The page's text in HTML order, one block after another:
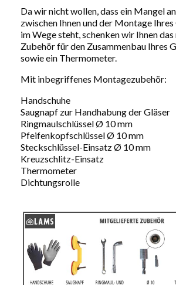
Da wir nicht wollen, dass ein Mangel
zwischen Ihnen und der Montage Ihres
im Wege steht, schenken wir Ihnen
Zubehör für den Zusammenbau Ihres
sowie ein Thermometer.
Mit inbegriffenes Montagezubehör:
Handschuhe
Saugnapf zur Handhabung der Gläser
Ringmaulschlüssel Ø 10 mm
Pfeifenkopfschlüssel Ø 10 mm
Steckschlüssel-Einsatz Ø 10 mm
Kreuzschlitz-Einsatz
Thermometer
Dichtungsrolle